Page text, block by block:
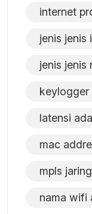
internet
jenis jenis
jenis jenis
keylogger
latensi
mac
mpls
nama wifi